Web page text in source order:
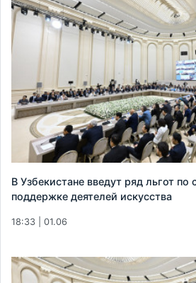
В Узбекистане введут ряд льгот по
поддержке деятелей искусства
18:33 | 01.06